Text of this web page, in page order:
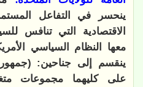
ينحسر في التفاعل
الاقتصادية التي تنافس
معها النظام السياسي
ينقسم إلى جناحين:
على كليهما مجموعات